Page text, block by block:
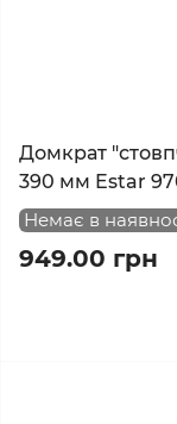
Домкрат
390 мм Estar
Немає в
949.00 грн